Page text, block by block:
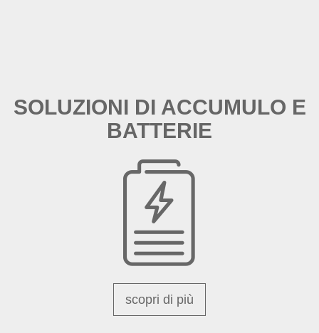
SOLUZIONI DI ACCUMULO E
BATTERIE
scopri di più